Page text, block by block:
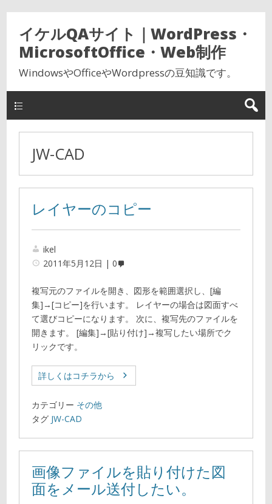
イケルQAサイト｜WordPress・
MicrosoftOffice・Web制作
WindowsやOfficeやWordpressの豆知識です。
JW-CAD
レイヤーのコピー
ikel
2011年5月12日
0
複写元のファイルを開き、図形を範囲選択し、[編
集]→[コピー]を行います。 レイヤーの場合は図面すべ
て選びコピーになります。 次に、複写先のファイルを
開きます。 [編集]→[貼り付け]→複写したい場所でク
リックです。
詳しくはコチラから
カテゴリー その他
タグ JW-CAD
画像ファイルを貼り付けた図
面をメール送付したい。